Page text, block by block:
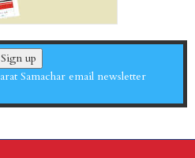
Sign up
Samachar email newsletter